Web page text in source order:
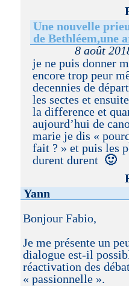
Une nouvelle
de Bethléem,une
8 août
je ne puis donner
encore trop peur
decennies de
les sectes et
la difference et
aujourd’hui de
marie je dis «
fait ? » et puis les
durent durent 🙂
Yann
Bonjour Fabio,
Je me présente un
dialogue est-il
réactivation des
« passionnelle ».